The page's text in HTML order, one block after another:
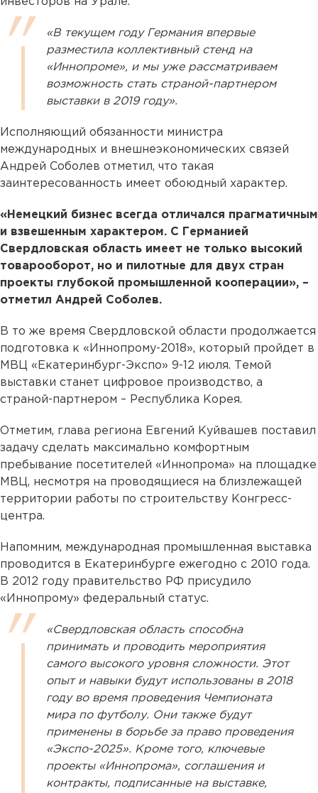
«В текущем году Германия впервые
разместила коллективный стенд на
«Иннопроме», и мы уже рассматриваем
возможность стать страной-партнером
выставки в 2019 году».
Исполняющий обязанности министра
международных и внешнеэкономических связей
Андрей Соболев отметил, что такая
заинтересованность имеет обоюдный характер.
«Немецкий бизнес всегда отличался прагматичным
и взвешенным характером. С Германией
Свердловская область имеет не только высокий
товарооборот, но и пилотные для двух стран
проекты глубокой промышленной кооперации», –
отметил Андрей Соболев.
В то же время Свердловской области продолжается
подготовка к «Иннопрому-2018», который пройдет в
МВЦ «Екатеринбург-Экспо» 9-12 июля. Темой
выставки станет цифровое производство, а
страной-партнером – Республика Корея.
Отметим, глава региона Евгений Куйвашев поставил
задачу сделать максимально комфортным
пребывание посетителей «Иннопрома» на площадке
МВЦ, несмотря на проводящиеся на близлежащей
территории работы по строительству Конгресс-
центра.
Напомним, международная промышленная выставка
проводится в Екатеринбурге ежегодно с 2010 года.
В 2012 году правительство РФ присудило
«Иннопрому» федеральный статус.
«Свердловская область способна
принимать и проводить мероприятия
самого высокого уровня сложности. Этот
опыт и навыки будут использованы в 2018
году во время проведения Чемпионата
мира по футболу. Они также будут
применены в борьбе за право проведения
«Экспо-2025». Кроме того, ключевые
проекты «Иннопрома», соглашения и
контракты, подписанные на выставке,